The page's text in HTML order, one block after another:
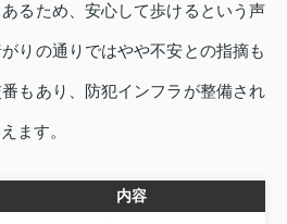
るため、安心して歩けるという声
りの通りではやや不安との指摘も
もあり、防犯インフラが整備され
ます。
内容